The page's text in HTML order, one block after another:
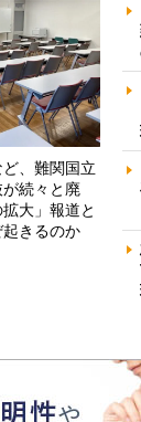
、難関国立
続々と廃
大」報道と
きるのか